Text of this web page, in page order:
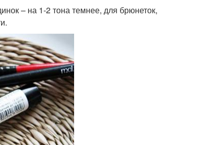
– на 1-2 тона темнее, для брюнеток,